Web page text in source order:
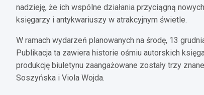
nadzieję, że ich wspólne działania przyciągną
księgarzy i antykwariuszy w atrakcyjnym świetle.
W ramach wydarzeń planowanych na środę, 13
Publikacja ta zawiera historie ośmiu autorskich
produkcję biuletynu zaangażowane zostały trzy
Soszyńska i Viola Wojda.